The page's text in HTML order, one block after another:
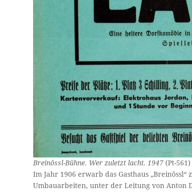
Breinössl-Bühne. Wer zuletzt lacht. 1947(Pt-561)
Im Jahr 1906 erwarb das Gasthaus
Umbauarbeiten, unter der Leitung von Anton